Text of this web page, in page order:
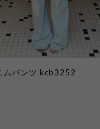
ムパンツ kcb3252